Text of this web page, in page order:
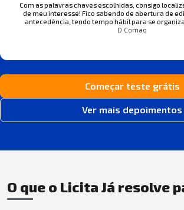
Com as palavras chaves escolhidas, consigo
de meu interesse! Fico sabendo de abertura de
antecedência, tendo tempo hábil para se
D Comaq
Começar teste grátis
Ver mais depoimentos
O que o Licita Já resolve